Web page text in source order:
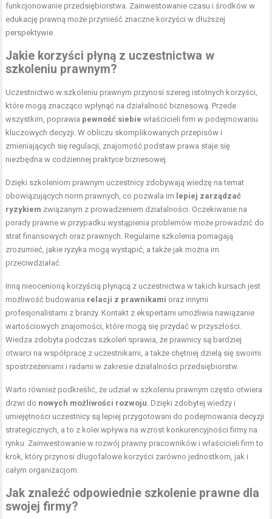
funkcjonowanie przedsiębiorstwa. Zainwestowanie czasu i środków w
edukację prawną może przynieść znaczne korzyści w dłuższej
perspektywie.
Jakie korzyści płyną z uczestnictwa w
szkoleniu prawnym?
Uczestnictwo w szkoleniu prawnym przynosi szereg istotnych korzyści,
które mogą znacząco wpłynąć na działalność biznesową. Przede
wszystkim, poprawia pewność siebie właścicieli firm w podejmowaniu
kluczowych decyzji. W obliczu skomplikowanych przepisów i
zmieniających się regulacji, znajomość podstaw prawa staje się
niezbędna w codziennej praktyce biznesowej.
Dzięki szkoleniom prawnym uczestnicy zdobywają wiedzę na temat
obowiązujących norm prawnych, co pozwala im lepiej zarządzać
ryzykiem związanym z prowadzeniem działalności. Oczekiwanie na
porady prawne w przypadku wystąpienia problemów może prowadzić do
strat finansowych oraz prawnych. Regularne szkolenia pomagają
zrozumieć, jakie ryzyka mogą wystąpić, a także jak można im
przeciwdziałać.
Inną nieocenioną korzyścią płynącą z uczestnictwa w takich kursach jest
możliwość budowania relacji z prawnikami oraz innymi
profesjonalistami z branży. Kontakt z ekspertami umożliwia nawiązanie
wartościowych znajomości, które mogą się przydać w przyszłości.
Wiedza zdobyta podczas szkoleń sprawia, że prawnicy są bardziej
otwarci na współpracę z uczestnikami, a także chętniej dzielą się swoimi
spostrzeżeniami i radami w zakresie działalności przedsiębiorstw.
Warto również podkreślić, że udział w szkoleniu prawnym często otwiera
drzwi do nowych możliwości rozwoju . Dzięki zdobytej wiedzy i
umiejętności uczestnicy są lepiej przygotowani do podejmowania decyzji
strategicznych, a to z kolei wpływa na wzrost konkurencyjności firmy na
rynku. Zainwestowanie w rozwój prawny pracowników i właścicieli firm to
krok, który przynosi długofalowe korzyści zarówno jednostkom, jak i
całym organizacjom.
Jak znaleźć odpowiednie szkolenie prawne dla
swojej firmy?